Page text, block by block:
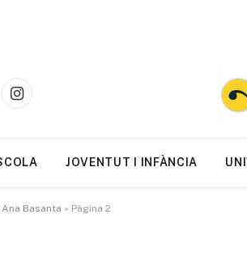
Instagram
JOVENTUT I INFÀNCIA
Basanta » Pàgina 2